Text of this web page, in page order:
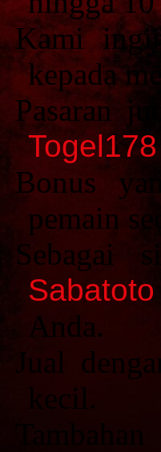
Kami
kepada
Pasaran
Togel178
Bonus
pemain
Sebagai
Sabatoto
Anda.
Jual
kecil.